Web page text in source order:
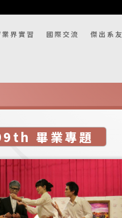
界實習 國際交流 傑出系友
畢業專題